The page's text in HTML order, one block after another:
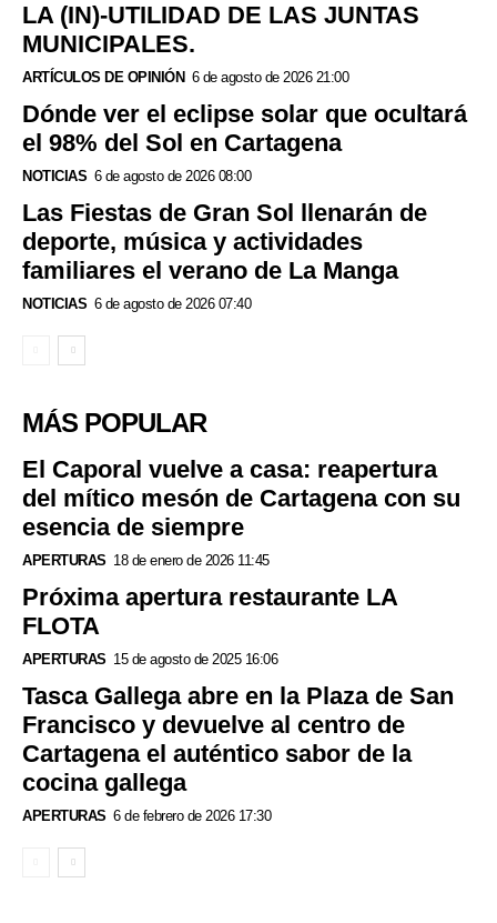
LA (IN)-UTILIDAD DE LAS JUNTAS
MUNICIPALES.
ARTÍCULOS DE OPINIÓN 6 de agosto de 2026 21:00
Dónde ver el eclipse solar que ocultará
el 98% del Sol en Cartagena
NOTICIAS 6 de agosto de 2026 08:00
Las Fiestas de Gran Sol llenarán de
deporte, música y actividades
familiares el verano de La Manga
NOTICIAS 6 de agosto de 2026 07:40
MÁS POPULAR
El Caporal vuelve a casa: reapertura
del mítico mesón de Cartagena con su
esencia de siempre
APERTURAS 18 de enero de 2026 11:45
Próxima apertura restaurante LA
FLOTA
APERTURAS 15 de agosto de 2025 16:06
Tasca Gallega abre en la Plaza de San
Francisco y devuelve al centro de
Cartagena el auténtico sabor de la
cocina gallega
APERTURAS 6 de febrero de 2026 17:30